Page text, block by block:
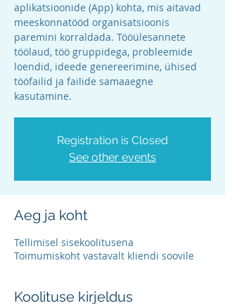
aplikatsioonide (App) kohta, mis aitavad
meeskonnatööd organisatsioonis
paremini korraldada. Tööülesannete
töölaud, töö gruppidega, probleemide
loendid, ideede genereerimine, ühised
tööfailid ja failide samaaegne
kasutamine.
Registration is Closed
See other events
Aeg ja koht
Tellimisel sisekoolitusena
Toimumiskoht vastavalt kliendi soovile
Koolituse kirjeldus